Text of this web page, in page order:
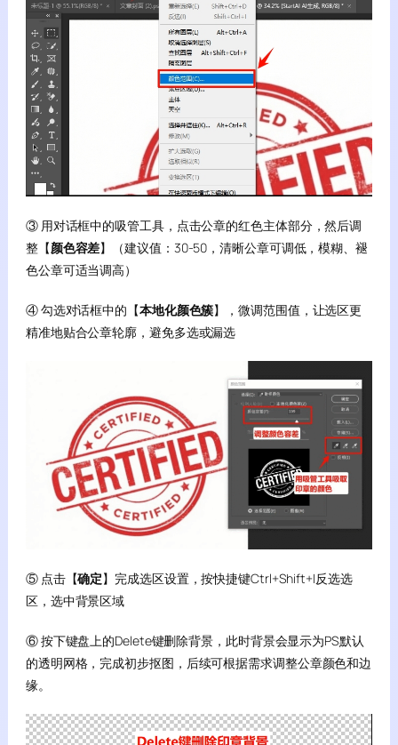
③ 用对话框中的吸管工具，点击公章的红色主体部分，然后调
整【颜色容差】（建议值：30-50，清晰公章可调低，模糊、褪
色公章可适当调高）
④ 勾选对话框中的【本地化颜色簇】，微调范围值，让选区更
精准地贴合公章轮廓，避免多选或漏选
⑤ 点击【确定】完成选区设置，按快捷键Ctrl+Shift+I反选选
区，选中背景区域
⑥ 按下键盘上的Delete键删除背景，此时背景会显示为PS默认
的透明网格，完成初步抠图，后续可根据需求调整公章颜色和边
缘。